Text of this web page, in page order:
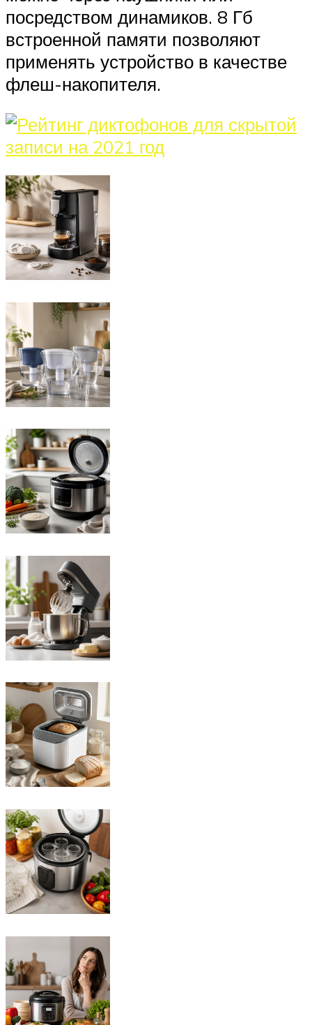
посредством динамиков. 8 Гб
встроенной памяти позволяют
применять устройство в качестве
флеш-накопителя.